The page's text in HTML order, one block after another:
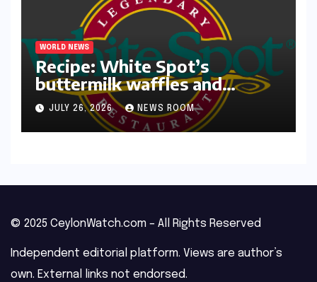
WORLD NEWS
Recipe: White Spot’s
buttermilk waffles and
blueberry compote​Amy Judd​
JULY 26, 2026 NEWS ROOM
© 2025 CeylonWatch.com – All Rights Reserved
Independent editorial platform. Views are author’s
own. External links not endorsed.